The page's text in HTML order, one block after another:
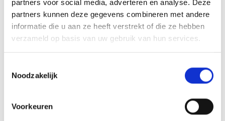
partners voor social media, adverteren en analyse. Deze
partners kunnen deze gegevens combineren met andere
informatie die u aan ze heeft verstrekt of die ze hebben
verzameld op basis van uw gebruik van hun services.
Noodzakelijk
Voorkeuren
voorlopige berekeningen . Bouwt u pensioen op in de B-
regeling dan komt u in aanmerking voor compensatie als u
excedentregeling dan ligt hier de leeftijdsgrens iets voor 38
of u compensatie krijgt en hoe hoog
deze is.
Geen compensatie als u eerder stopt met werken